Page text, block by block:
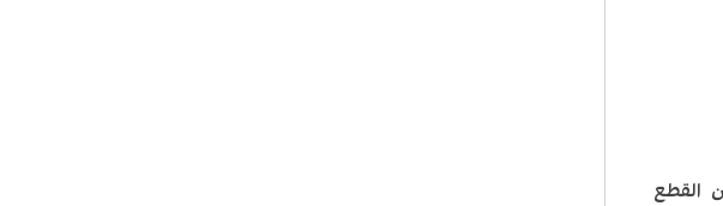
التابعة”، يقع في 222 صفحة من القطع